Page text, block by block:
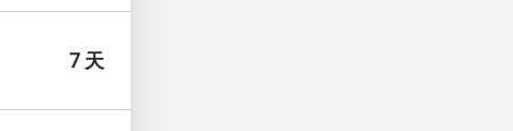
7 天